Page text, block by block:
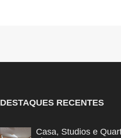
DESTAQUES RECENTES
Casa, Studios e